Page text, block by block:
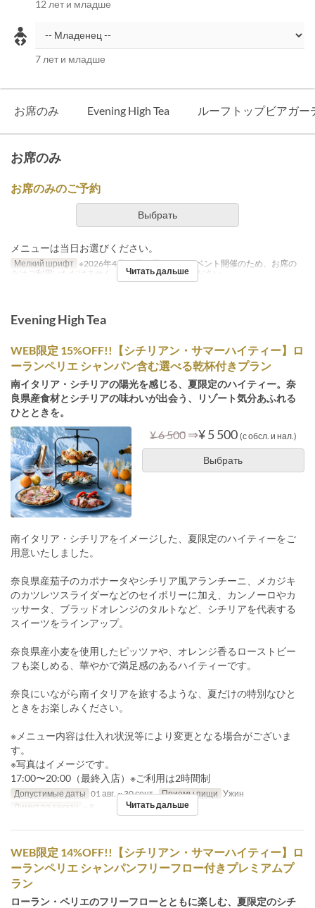
12 лет и младше
7 лет и младше
お席のみ Evening High Tea ルーフトップビアガー
お席のみ
お席のみのご予約
Выбрать
メニューは当日お選びください。
Мелкий шрифт ※2026年4月19日（日）はDJイベント開催のため、お席の
みはご利用いただけません。あらかじめご了承ください。
Читать дальше
Evening High Tea
WEB限定 15%OFF!!【シチリアン・サマーハイティー】ロ
ーランペリエ シャンパン含む選べる乾杯付きプラン
南イタリア・シチリアの陽光を感じる、夏限定のハイティー。奈
良県産食材とシチリアの味わいが出会う、リゾート気分あふれる
ひとときを。
¥ 6 500 ⇒¥ 5 500 (с обсл. и нал.)
Выбрать
南イタリア・シチリアをイメージした、夏限定のハイティーをご
用意いたしました。
奈良県産茄子のカポナータやシチリア風アランチーニ、メカジキ
のカツレツスライダーなどのセイボリーに加え、カンノーロやカ
ッサータ、ブラッドオレンジのタルトなど、シチリアを代表する
スイーツをラインアップ。
奈良県産小麦を使用したピッツァや、オレンジ香るローストビー
フも楽しめる、華やかで満足感のあるハイティーです。
奈良にいながら南イタリアを旅するような、夏だけの特別なひと
ときをお楽しみください。
※メニュー内容は仕入れ状況等により変更となる場合がございま
す。
※写真はイメージです。
17:00〜20:00（最終入店）※ご利用は2時間制
Допустимые даты 01 авг. ~ 30 сент. Приемы пищи Ужин
Лимит по заказу
~ 8 Читать дальше
WEB限定 14%OFF!!【シチリアン・サマーハイティー】ロ
ーランペリエ シャンパンフリーフロー付きプレミアムプ
ラン
ローラン・ペリエのフリーフローとともに楽しむ、夏限定のシチ